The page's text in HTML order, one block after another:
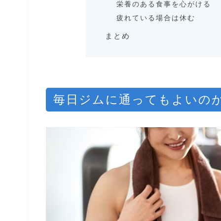
栄養のある食事を心がける
疲れている場合は休む
まとめ
毎日ジムに通ってもよいの